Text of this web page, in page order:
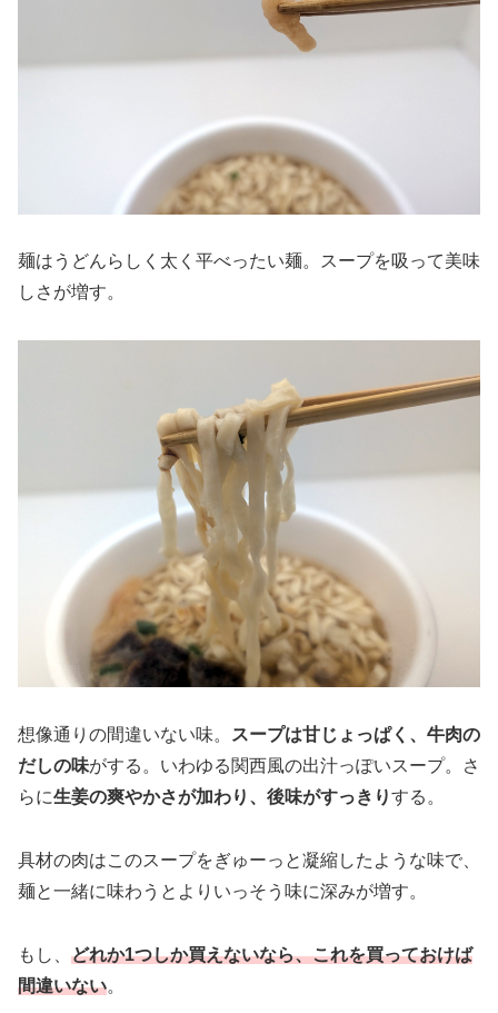
麺はうどんらしく太く平べったい麺。スープを吸って美味
しさが増す。
想像通りの間違いない味。
スープは甘じょっぱく、牛肉の
だしの味がする。いわゆる関西風の出汁っぽいスープ。さ
らに生姜の爽やかさが加わり、後味がすっきりする。
具材の肉はこのスープをぎゅーっと凝縮したような味で、
麺と一緒に味わうとよりいっそう味に深みが増す。
もし、 どれか1つしか買えないなら、これを買っておけば
間違いない。